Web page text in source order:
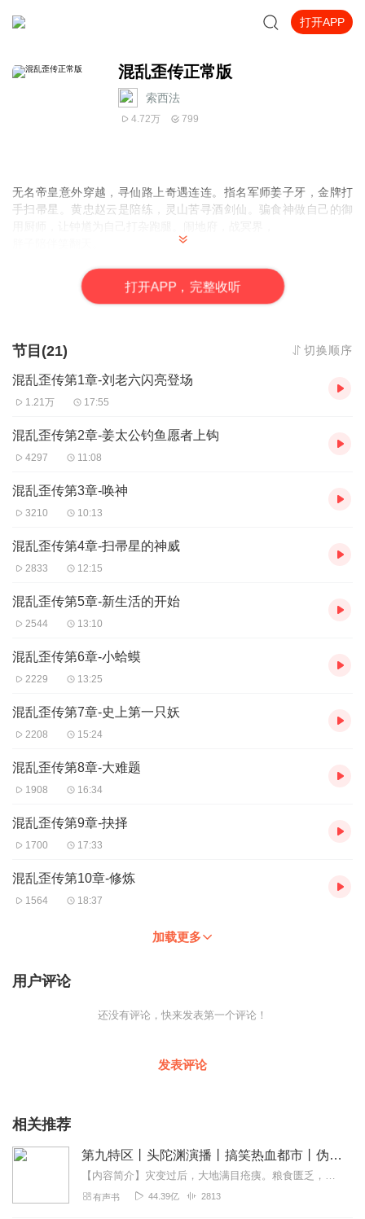
打开APP
混乱歪传正常版
索西法
4.72万 799
无名帝皇意外穿越，寻仙路上奇遇连连。指名军师姜子牙，金牌打
手扫帚星。黄忠赵云是陪练，灵山苦寻酒剑仙。骗食神做自己的御
打开APP，完整收听
节目(21) 切换顺序
混乱歪传第1章-刘老六闪亮登场
1.21万 17:55
混乱歪传第2章-姜太公钓鱼愿者上钩
4297 11:08
混乱歪传第3章-唤神
3210 10:13
混乱歪传第4章-扫帚星的神威
2833 12:15
混乱歪传第5章-新生活的开始
2544 13:10
混乱歪传第6章-小蛤蟆
2229 13:25
混乱歪传第7章-史上第一只妖
2208 15:24
混乱歪传第8章-大难题
1908 16:34
混乱歪传第9章-抉择
1700 17:33
混乱歪传第10章-修炼
1564 18:37
加载更多
用户评论
还没有评论，快来发表第一个评论！
发表评论
相关推荐
第九特区丨头陀渊演播丨搞笑热血都市丨伪戒丨VIP免费多人有声剧
【内容简介】灾变过后，大地满目疮痍。粮食匮乏，资源紧俏，局势混乱……一位从待规划区杀出来的青年，背对着漫天黄沙，孤身来到九区谋生，却不曾想偶然结识三五好友，一念...
有声书 44.39亿 2813